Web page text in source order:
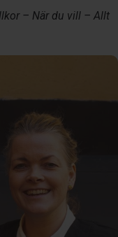
– När du vill – Allt